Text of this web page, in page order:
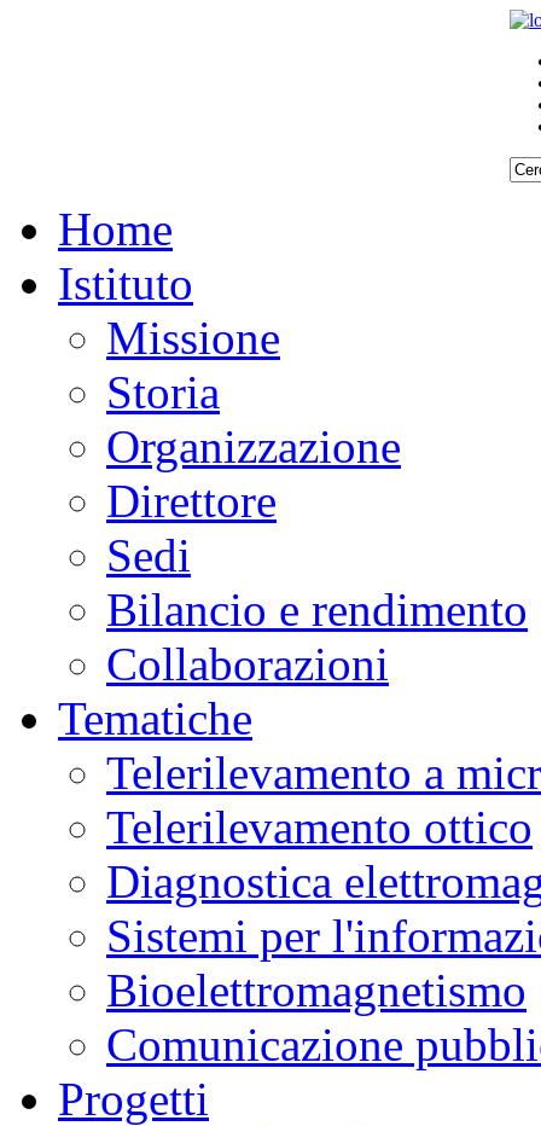
Home
Istituto
Missione
Storia
Organizzazione
Direttore
Sedi
Bilancio e rendimento
Collaborazioni
Tematiche
Telerilevamento a
Telerilevamento ottico
Diagnostica
Sistemi per
Bioelettromagnetismo
Comunicazione
Progetti